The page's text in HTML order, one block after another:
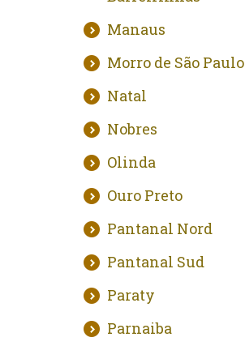
Manaus
Morro de São Paulo
Natal
Nobres
Olinda
Ouro Preto
Pantanal Nord
Pantanal Sud
Paraty
Parnaiba